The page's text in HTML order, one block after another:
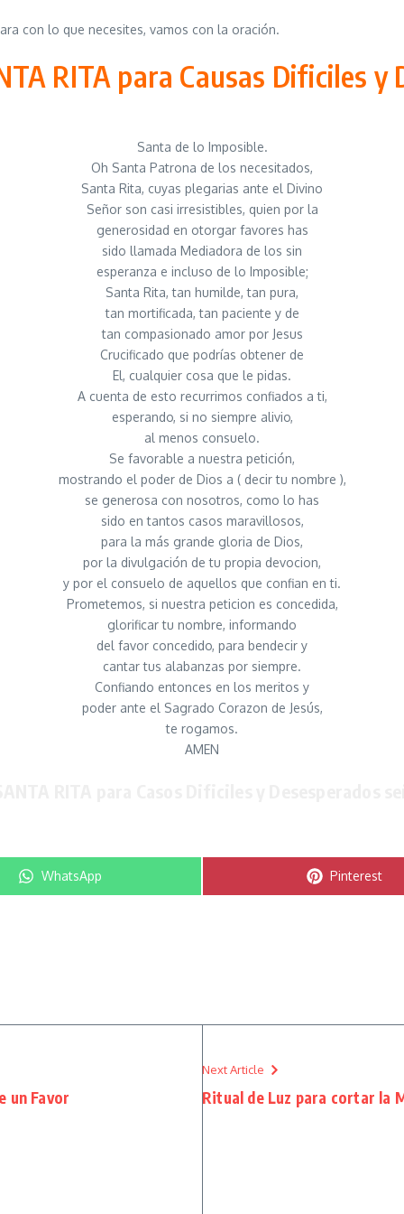
con lo que necesites, vamos con la oración.
RITA para Causas Dificiles y
Santa de lo Imposible.
Oh Santa Patrona de los necesitados,
Santa Rita, cuyas plegarias ante el Divino
Señor son casi irresistibles, quien por la
generosidad en otorgar favores has
sido llamada Mediadora de los sin
esperanza e incluso de lo Imposible;
Santa Rita, tan humilde, tan pura,
tan mortificada, tan paciente y de
tan compasionado amor por Jesus
Crucificado que podrías obtener de
El, cualquier cosa que le pidas.
A cuenta de esto recurrimos confiados a ti,
esperando, si no siempre alivio,
al menos consuelo.
Se favorable a nuestra petición,
mostrando el poder de Dios a ( decir tu nombre ),
se generosa con nosotros, como lo has
sido en tantos casos maravillosos,
para la más grande gloria de Dios,
por la divulgación de tu propia devocion,
y por el consuelo de aquellos que confian en ti.
Prometemos, si nuestra peticion es concedida,
glorificar tu nombre, informando
del favor concedido, para bendecir y
cantar tus alabanzas por siempre.
Confiando entonces en los meritos y
poder ante el Sagrado Corazon de Jesús,
te rogamos.
AMEN
Compartir en
WhatsApp Compartir en
Pinterest
un Favor
Next Article
Ritual de Luz para cortar la